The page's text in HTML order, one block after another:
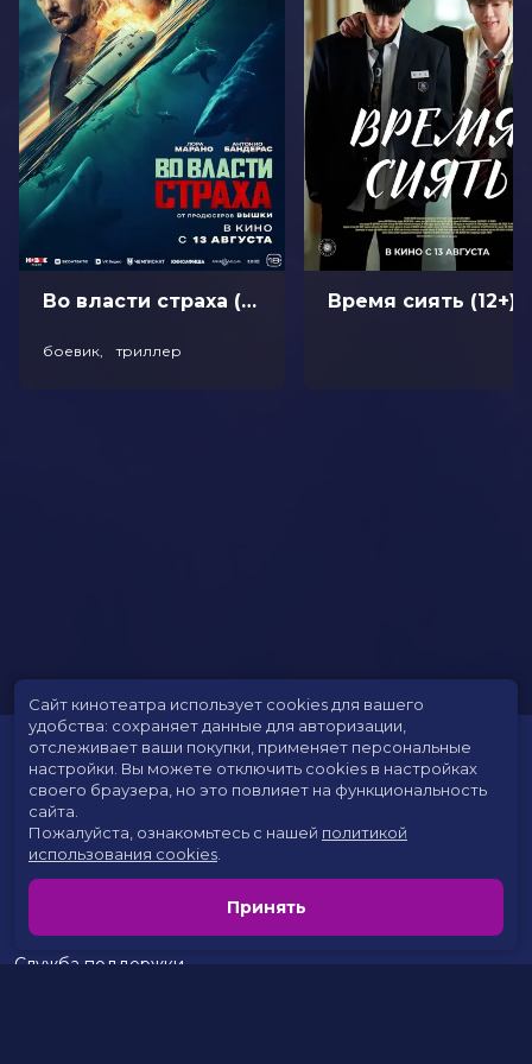
Оценка 7.3/ 10 (72 099 голосов)
4.8/ 10 (1 800 голосов)
Год
2018
Страна
Китай
Слоган
-
Режиссер
Гэри Ван
Актеры
Ян Яньдо, Эмиль Чау, Чэнь Линьшэн
Сценаристы
Гэри Ван
комедия, мультфильм, приключения,
семейный
В прокате
с 13 сентября до 3 октября
Во власти страха (18+)
боевик, триллер
Время сиять (12+)
Расписание
Скоро в кино
Новости и акции
Служба поддержки
Сайт кинотеатра использует cookies для вашего
удобства: сохраняет данные для авторизации,
отслеживает ваши покупки, применяет персональные
настройки. Вы можете отключить cookies в настройках
своего браузера, но это повлияет на функциональность
сайта.
Пожалуйста, ознакомьтесь с нашей политикой
использования cookies
Принять